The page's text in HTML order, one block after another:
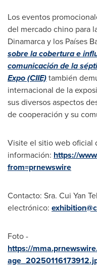
Los eventos
del mercado chino para
Dinamarca y los Países
sobre la cobertura e
comunicación de la
Expo (CIIE)también
internacional de la
sus diversos aspectos
de cooperación y su
Visite el sitio web oficial
información: https://
from=prnewswire
Contacto: Sra. Cui Yan Tel
electrónico:
Foto -
https://